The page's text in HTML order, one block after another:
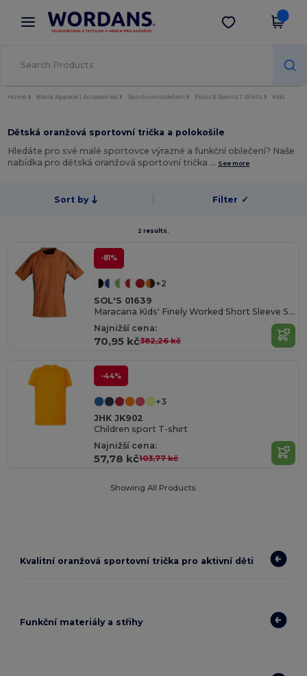
× Aplikace Wordans
Lepší ceny v aplikaci!
Stáhnout app
Home Blank Apparel | Accessories Sportovní oblečení Polos & Sports T-Shirts Kids
Dětská oranžová sportovní trička a polokošile
Hledáte pro své malé sportovce výrazné a funkční oblečení? Naše
nabídka pro dětská oranžová sportovní trička … See more
Sort by Filter ✓
2 results.
-81%
+2
SOL'S 01639
Maracana Kids' Finely Worked Short Sleeve Shirt
Najnižší cena:
70,95 kč382,26 kč
-44%
+3
JHK JK902
Children sport T-shirt
Najnižší cena:
57,78 kč103,77 kč
Showing All Products.
Kvalitní oranžová sportovní trička pro aktivní děti
Funkční materiály a střihy